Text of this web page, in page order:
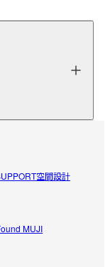
空間設計
MUJI